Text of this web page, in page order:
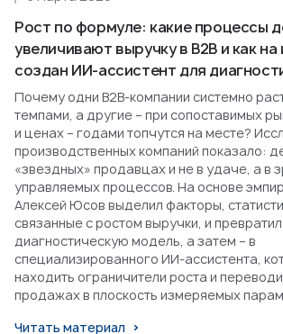
Рост по формуле: какие процессы
увеличивают выручку в B2B и как
создан ИИ-ассистент для
Почему одни B2B-компании системно
темпами, а другие – при сопоставимых
и ценах – годами топчутся на месте?
производственных компаний показало:
«звездных» продавцах и не в удаче, а в
управляемых процессов. На основе
Алексей Юсов выделил факторы,
связанные с ростом выручки, и превратил
диагностическую модель, а затем – в
специализированного ИИ-ассистента,
находить ограничители роста и
продажах в плоскость измеряемых
Читать материал